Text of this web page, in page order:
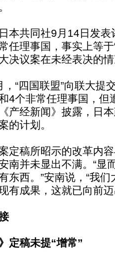
共同社9月14日发表
任理事国，事实上等
决议案在未经表决的
四国联盟”向联大提
4个非常任理事国，但
产经新闻》披露，日
的计划。
稿所昭示的改革内容
南并未显出不满。“显
东西。”安南说，“我
有成果，这就已向前
定稿未提“增常”